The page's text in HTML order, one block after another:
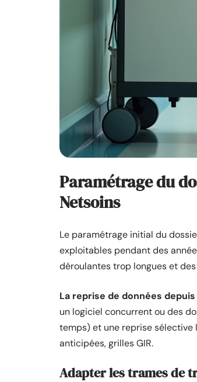
Paramétrage du
Netsoins
Le paramétrage initial du
exploitables pendant des
déroulantes trop longues et
La reprise de données
un logiciel concurrent ou des
temps) et une reprise sélective
anticipées, grilles GIR.
Adapter les trames de